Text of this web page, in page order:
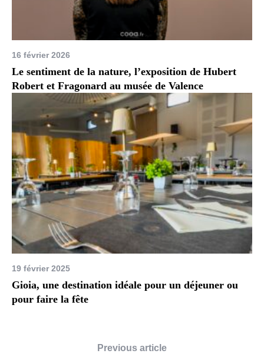
16 février 2026
Le sentiment de la nature, l’exposition de Hubert
Robert et Fragonard au musée de Valence
19 février 2025
Gioia, une destination idéale pour un déjeuner ou
pour faire la fête
Previous article